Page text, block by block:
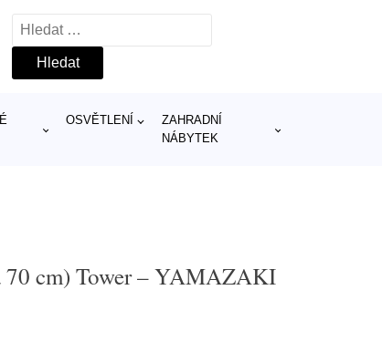
Vyhledávání
OSVĚTLENÍ
ZAHRADNÍ
NÁBYTEK
cm) Tower – YAMAZAKI